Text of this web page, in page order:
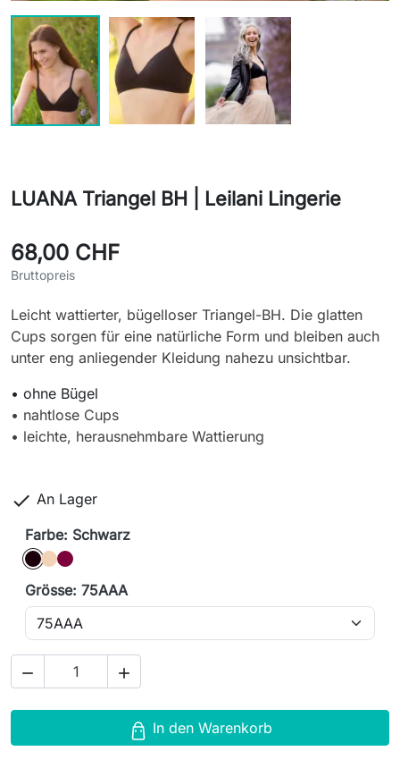
LUANA Triangel BH | Leilani Lingerie
68,00 CHF
Bruttopreis
Leicht wattierter, bügelloser Triangel-BH. Die glatten
Cups sorgen für eine natürliche Form und bleiben auch
unter eng anliegender Kleidung nahezu unsichtbar.
• ohne Bügel
• nahtlose Cups
• leichte, herausnehmbare Wattierung
 An Lager
Farbe: Schwarz
Schwarz
caffè latte
bordeaux
Grösse: 75AAA
 
In den Warenkorb